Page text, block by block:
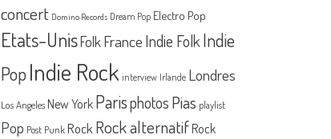
concert Domino Records Dream Pop Electro Pop
Etats-UnisFolk France Indie FolkIndie
PopIndie Rock interview Irlande Londres
Los Angeles New York Parisphotos Pias playlist
Pop Post Punk Rock Rock alternatif Rock